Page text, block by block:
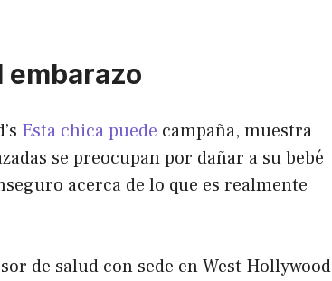
embarazo
Esta chica puede campaña, muestra
se preocupan por dañar a su bebé
acerca de lo que es realmente
de salud con sede en West Hollywood